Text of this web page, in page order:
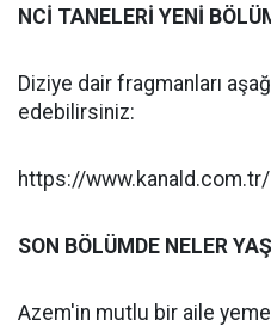
NCİ TANELERİ YENİ
Diziye dair fragmanları
edebilirsiniz:
https://
SON BÖLÜMDE NELER
Azem'in mutlu bir aile